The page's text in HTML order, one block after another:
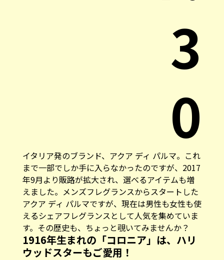
3
0
イタリア発のブランド、アクア ディ パルマ。これ
まで一部でしか手に入らなかったのですが、2017
年9月より販路が拡大され、選べるアイテムも増
えました。メンズフレグランスからスタートした
アクア ディ パルマですが、現在は男性も女性も使
えるシェアフレグランスとして人気を集めていま
す。その歴史も、ちょっと覗いてみませんか？
1916年生まれの「コロニア」は、ハリ
ウッドスターもご愛用！